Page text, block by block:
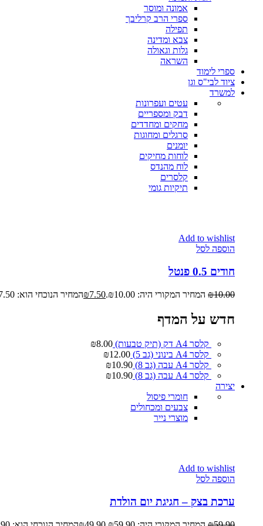
אמונה ומוסר
ספרי הרב קרליבך
תפילה
צבא ומדינה
גלות וגאולה
השראה
ספרי לימוד
ציוד לבי"ס וגן
למשרד
עטים ועפרונות
דבק ומספריים
מחקים ומחדדים
סרגלים ומחוגות
יומנים
לוחות מחיקים
לוח מהנדס
קלסרים
תיקיות גומי
Add to wishlist
הוספה לסל
חודים 0.5 פנטל
₪10.00 המחיר המקורי היה: ₪10.00. ₪7.50 המחיר הנוכחי הוא: ₪7.50.
חדש על המדף
קלסר A4 דק (תיק טבעות) ₪8.00
קלסר A4 בינוני (גב 5)
₪12.00
קלסר A4 עבה (גב 8)
₪10.90
קלסר A4 עבה (גב 8)
₪10.90
יצירה
חומרי פיסול
צבעים ומכחולים
מוצרי נייר
Add to wishlist
הוספה לסל
ערכת בצק – חגיגת יום הולדת